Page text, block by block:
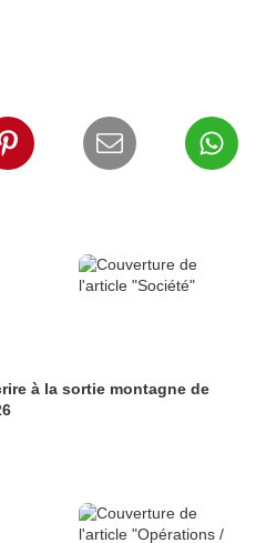
à la sortie montagne de